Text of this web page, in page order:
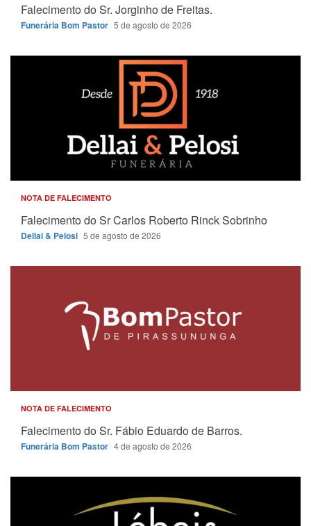
Falecimento do Sr. Jorginho de Freitas.
Funerária Bom Pastor 5 de agosto de 2026
NOTA DE FALECIMENTO
Falecimento do Sr Carlos Roberto Rinck Sobrinho
Dellai & Pelosi 5 de agosto de 2026
NOTA DE FALECIMENTO
Falecimento do Sr. Fábio Eduardo de Barros.
Funerária Bom Pastor 4 de agosto de 2026